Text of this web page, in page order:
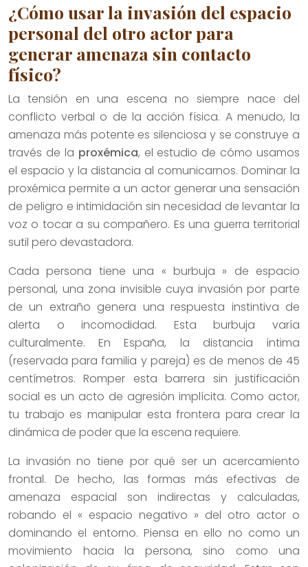
¿Cómo usar la invasión del espacio
personal del otro actor para
generar amenaza sin contacto
físico?
La tensión en una escena no siempre nace del
conflicto verbal o de la acción física. A menudo, la
amenaza más potente es silenciosa y se construye a
través de la proxémica, el estudio de cómo usamos
el espacio y la distancia al comunicarnos. Dominar la
proxémica permite a un actor generar una sensación
de peligro e intimidación sin necesidad de levantar la
voz o tocar a su compañero. Es una guerra territorial
sutil pero devastadora.
Cada persona tiene una « burbuja » de espacio
personal, una zona invisible cuya invasión por parte
de un extraño genera una respuesta instintiva de
alerta o incomodidad. Esta burbuja varía
culturalmente. En España, la distancia íntima
(reservada para familia y pareja) es de menos de 45
centímetros. Romper esta barrera sin justificación
social es un acto de agresión implícita. Como actor,
tu trabajo es manipular esta frontera para crear la
dinámica de poder que la escena requiere.
La invasión no tiene por qué ser un acercamiento
frontal. De hecho, las formas más efectivas de
amenaza espacial son indirectas y calculadas,
robando el « espacio negativo » del otro actor o
dominando el entorno. Piensa en ello no como un
movimiento hacia la persona, sino como una